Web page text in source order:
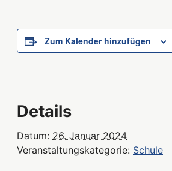
Zum Kalender hinzufügen
Details
Datum: 26. Januar 2024
Veranstaltungskategorie: Schule